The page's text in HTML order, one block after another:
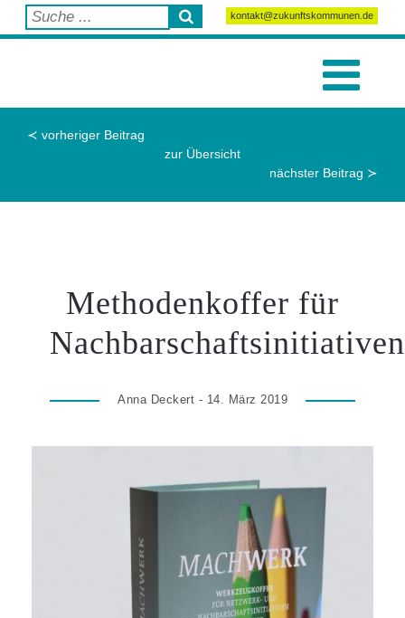
kontakt@zukunftskommunen.de
≺ vorheriger Beitrag
zur Übersicht
nächster Beitrag ≻
Methodenkoffer für
Nachbarschaftsinitiativen
Anna Deckert - 14. März 2019